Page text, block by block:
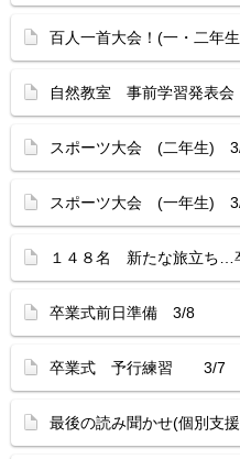
百人一首大会！(一・二年
自然教室 事前学習発表
スポーツ大会 (二年生)
スポーツ大会 (一年生)
１４８名 新たな旅立ち
卒業式前日準備 3/8
卒業式 予行練習 3/7
最後の読み聞かせ(個別支